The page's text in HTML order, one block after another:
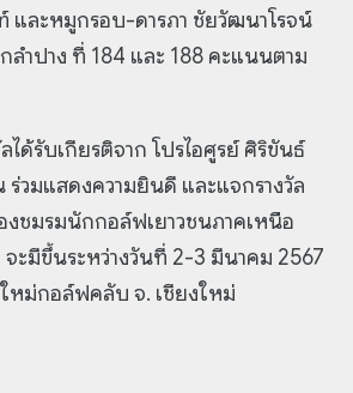
ละหมูกรอบ-ดารภา ชัยวัฒนาโรจน์
ลำปาง ที่ 184 และ 188 คะแนนตาม
ได้รับเกียรติจาก โปรไอศูรย์ ศิริขันธ์
ร่วมแสดงความยินดี และแจกรางวัล
งชมรมนักกอล์ฟเยาวชนภาคเหนือ
ะมีขึ้นระหว่างวันที่ 2-3 มีนาคม 2567
หม่กอล์ฟคลับ จ. เชียงใหม่